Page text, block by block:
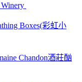
Boxes(彩虹小
Chandon酒莊酗